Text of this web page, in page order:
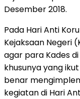
Desember 2018.
Pada Hari Anti
Kejaksaan Negeri
agar para Kades
khusunya yang
benar
kegiatan di Hari